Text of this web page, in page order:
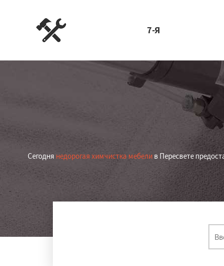
7-Я
Сегодня недорогая химчистка мебелив Пересвете